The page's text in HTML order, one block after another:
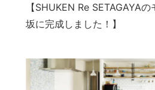
【SHUKEN Re SETAGAYA
坂に完成しました！】